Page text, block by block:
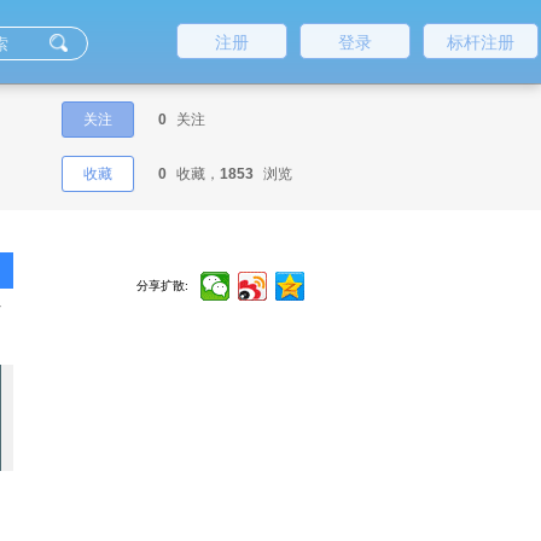
标杆注册
登录
注册
关注 0 关注
收藏 0 收藏， 1853 浏览
分享扩散: